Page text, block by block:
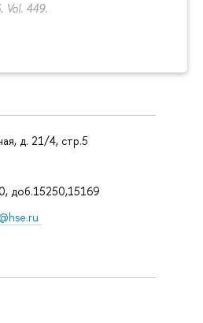
Vol. 449.
д. 21/4, стр.5
доб.15250,15169